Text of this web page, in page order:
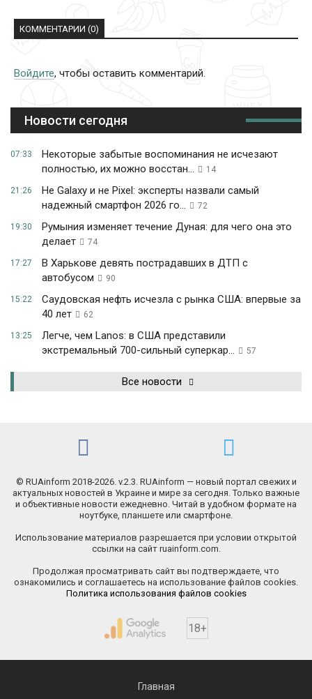
КОММЕНТАРИИ (0)
Войдите, чтобы оставить комментарий.
Новости сегодня
07:33
Некоторые забытые воспоминания не исчезают
полностью, их можно восстан...
14
21:26
Не Galaxy и не Pixel: эксперты назвали самый
надежный смартфон 2026 го...
72
19:30
Румыния изменяет течение Дуная: для чего она это
делает
74
17:27
В Харькове девять пострадавших в ДТП с
автобусом
90
15:22
Саудовская нефть исчезла с рынка США: впервые за
40 лет
62
13:25
Легче, чем Lanos: в США представили
экстремальный 700-сильный суперкар...
57
Все новости
© RUAinform 2018-2026. v.2.3. RUAinform — новый портал свежих и
актуальных новостей в Украине и мире за сегодня. Только важные
и объективные новости ежедневно. Читай в удобном формате на
ноутбуке, планшете или смартфоне.
Использование материалов разрешается при условии открытой
ссылки на сайт ruainform.com.
Продолжая просматривать сайт вы подтверждаете, что
ознакомились и соглашаетесь на использование файлов cookies.
Политика использования файлов cookies
18+
Главная